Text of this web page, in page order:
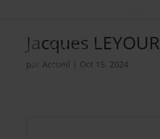
Jacques LEYOUR
par Accueil | Oct 15, 2024